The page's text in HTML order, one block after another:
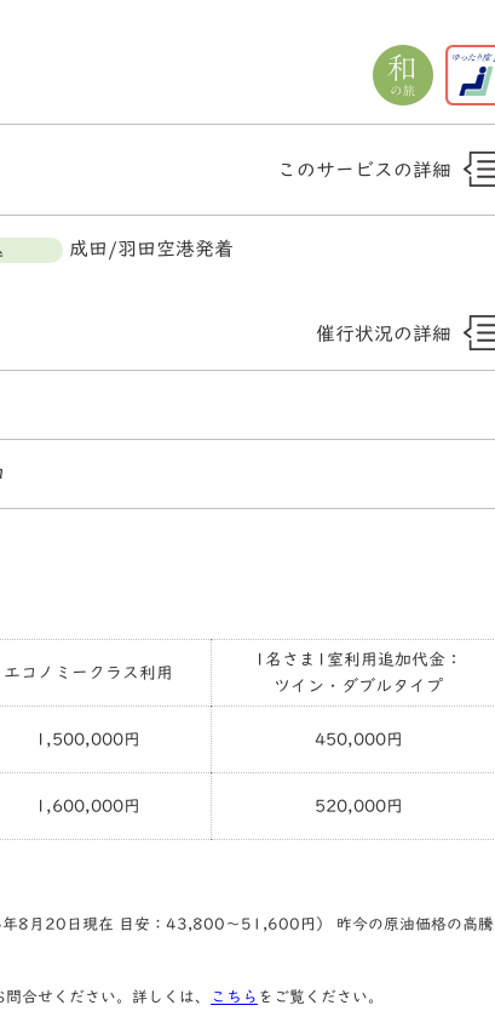
このサービスの詳細
成田/羽田空港発着
催行状況の詳細
エコノミークラス利用
1名さま1室利用追加代金：
ツイン・ダブルタイプ
1,500,000円 450,000円
1,600,000円 520,000円
8月20日現在 目安：43,800～51,600円） 昨今の原油価格の高騰
合せください。詳しくは、 こちら をご覧ください。